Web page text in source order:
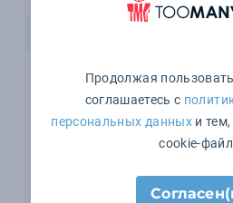
Продолжая
соглашаетесь с
персональных данныхи тем,
cookie-